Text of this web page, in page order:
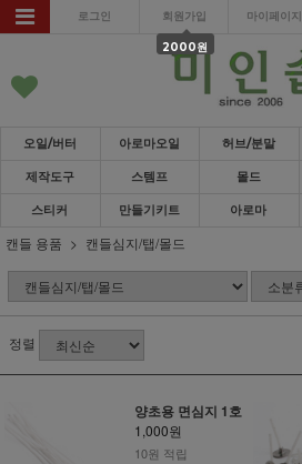
로그인 회원가입
2000원
마이페이지
오일/버터 아로마오일 허브/분말
제작도구 스템프 몰드
스티커 만들기키트 아로마
캔들 용품 캔들심지/탭/몰드
정렬
양초용 면심지 1호
1,000원
10원 적립